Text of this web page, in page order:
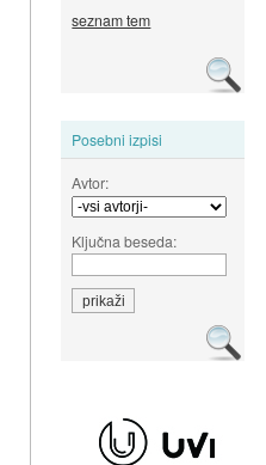
seznam tem
Posebni izpisi
Avtor:
Ključna beseda: